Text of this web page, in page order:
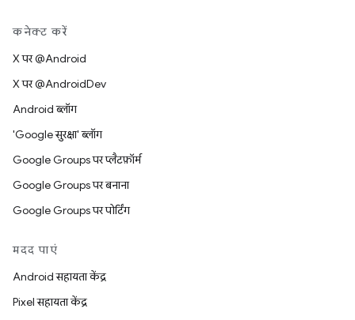
कनेक्ट करें
X पर @Android
X पर @AndroidDev
Android ब्लॉग
'Google सुरक्षा' ब्लॉग
Google Groups पर प्लैटफ़ॉर्म
Google Groups पर बनाना
Google Groups पर पोर्टिंग
मदद पाएं
Android सहायता केंद्र
Pixel सहायता केंद्र